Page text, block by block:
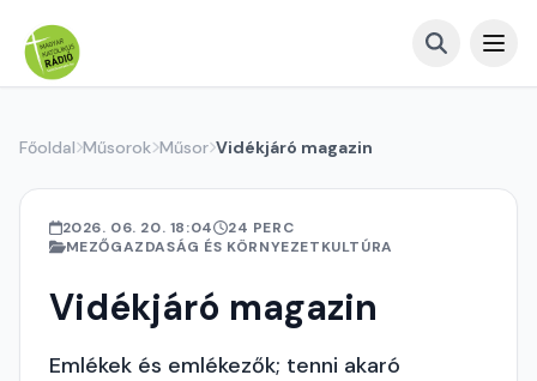
Főoldal Műsorok Műsor Vidékjáró magazin
2026. 06. 20. 18:04
24 PERC
MEZŐGAZDASÁG ÉS KÖRNYEZETKULTÚRA
Vidékjáró magazin
Emlékek és emlékezők; tenni akaró